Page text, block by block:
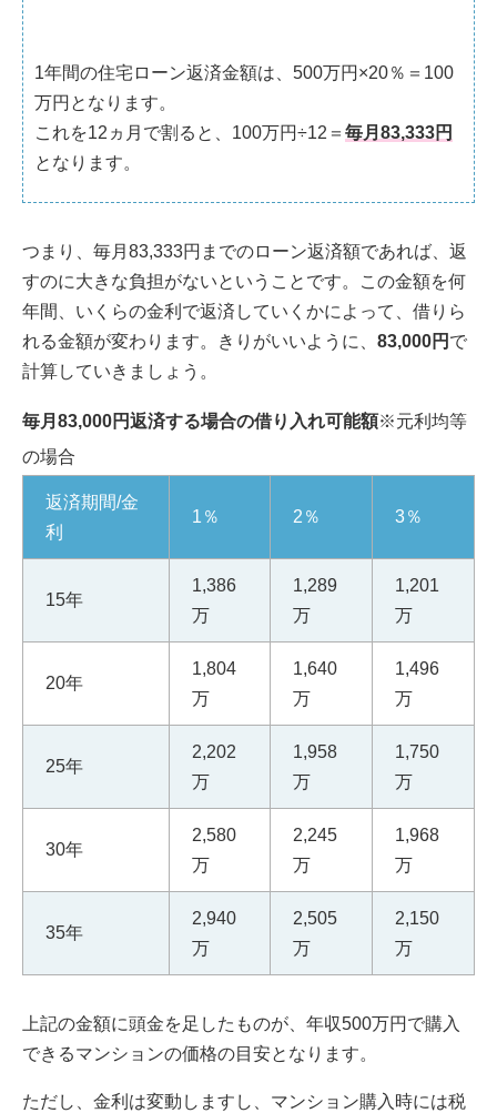
1年間の住宅ローン返済金額は、500万円×20％＝100
万円となります。
これを12ヵ月で割ると、100万円÷12＝ 毎月83,333円
となります。
つまり、毎月83,333円までのローン返済額であれば、返
すのに大きな負担がないということです。この金額を何
年間、いくらの金利で返済していくかによって、借りら
れる金額が変わります。きりがいいように、 83,000円 で
計算していきましょう。
毎月83,000円返済する場合の借り入れ可能額※元利均等
の場合
返済期間/金
利
1％ 2％ 3％
15年
1,386
万
1,289
万
1,201
万
20年
1,804
万
1,640
万
1,496
万
25年
2,202
万
1,958
万
1,750
万
30年
2,580
万
2,245
万
1,968
万
35年
2,940
万
2,505
万
2,150
万
上記の金額に頭金を足したものが、年収500万円で購入
できるマンションの価格の目安となります。
ただし、金利は変動しますし、マンション購入時には税